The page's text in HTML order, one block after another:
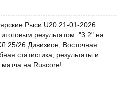
Рыси U20 21-01-2026:
результатом: "3:2" на
25/26 Дивизион, Восточная
статистика, результаты и
на Ruscore!